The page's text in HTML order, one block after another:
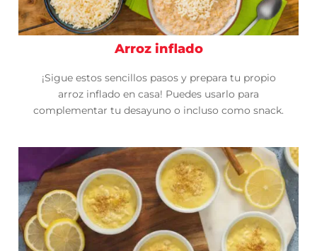
Arroz inflado
¡Sigue estos sencillos pasos y prepara tu propio
arroz inflado en casa! Puedes usarlo para
complementar tu desayuno o incluso como snack.